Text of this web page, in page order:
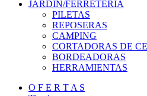
JARDIN/FERRETERIA
PILETAS
REPOSERAS
CAMPING
CORTADORAS DE
BORDEADORAS
HERRAMIENTAS
O F E R T A S